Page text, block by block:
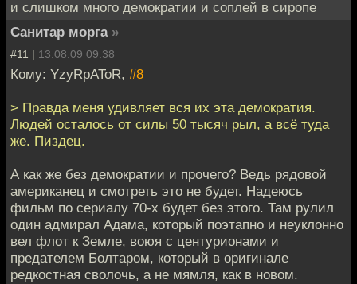
и слишком много демократии и соплей в сиропе
Санитар морга »
#11 | 13.08.09 09:38
Кому: YzyRpAToR, #8
> Правда меня удивляет вся их эта демократия.
Людей осталось от силы 50 тысяч рыл, а всё туда
же. Пиздец.
А как же без демократии и прочего? Ведь рядовой
американец и смотреть это не будет. Надеюсь
фильм по сериалу 70-х будет без этого. Там рулил
один адмирал Адама, который поэтапно и неуклонно
вел флот к Земле, воюя с центурионами и
предателем Болтаром, который в оригинале
редкостная сволочь, а не мямля, как в новом.